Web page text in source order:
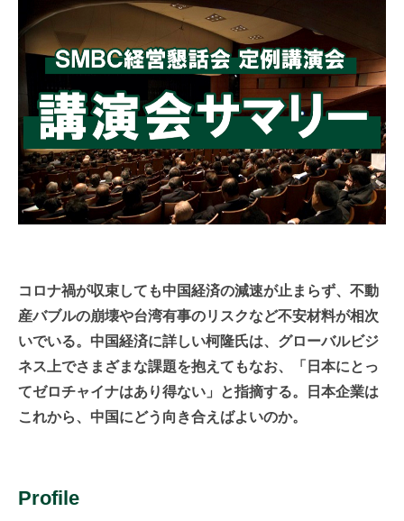
InfoLoungeとは
プライバシーポリシー
本サイトのご利用にあたって
お問い合わせ
運営会社
コロナ禍が収束しても中国経済の減速が止まらず、不動
産バブルの崩壊や台湾有事のリスクなど不安材料が相次
いでいる。中国経済に詳しい柯隆氏は、グローバルビジ
ネス上でさまざまな課題を抱えてもなお、「日本にとっ
てゼロチャイナはあり得ない」と指摘する。日本企業は
これから、中国にどう向き合えばよいのか。
Profile